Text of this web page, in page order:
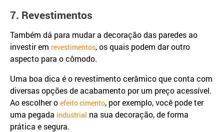
7. Revestimentos
Também dá para mudar a decoração das paredes ao
investir em revestimentos, os quais podem dar outro
aspecto para o cômodo.
Uma boa dica é o revestimento cerâmico que conta com
diversas opções de acabamento por um preço acessível.
Ao escolher o efeito cimento, por exemplo, você pode ter
uma pegada industrial na sua decoração, de forma
prática e segura.